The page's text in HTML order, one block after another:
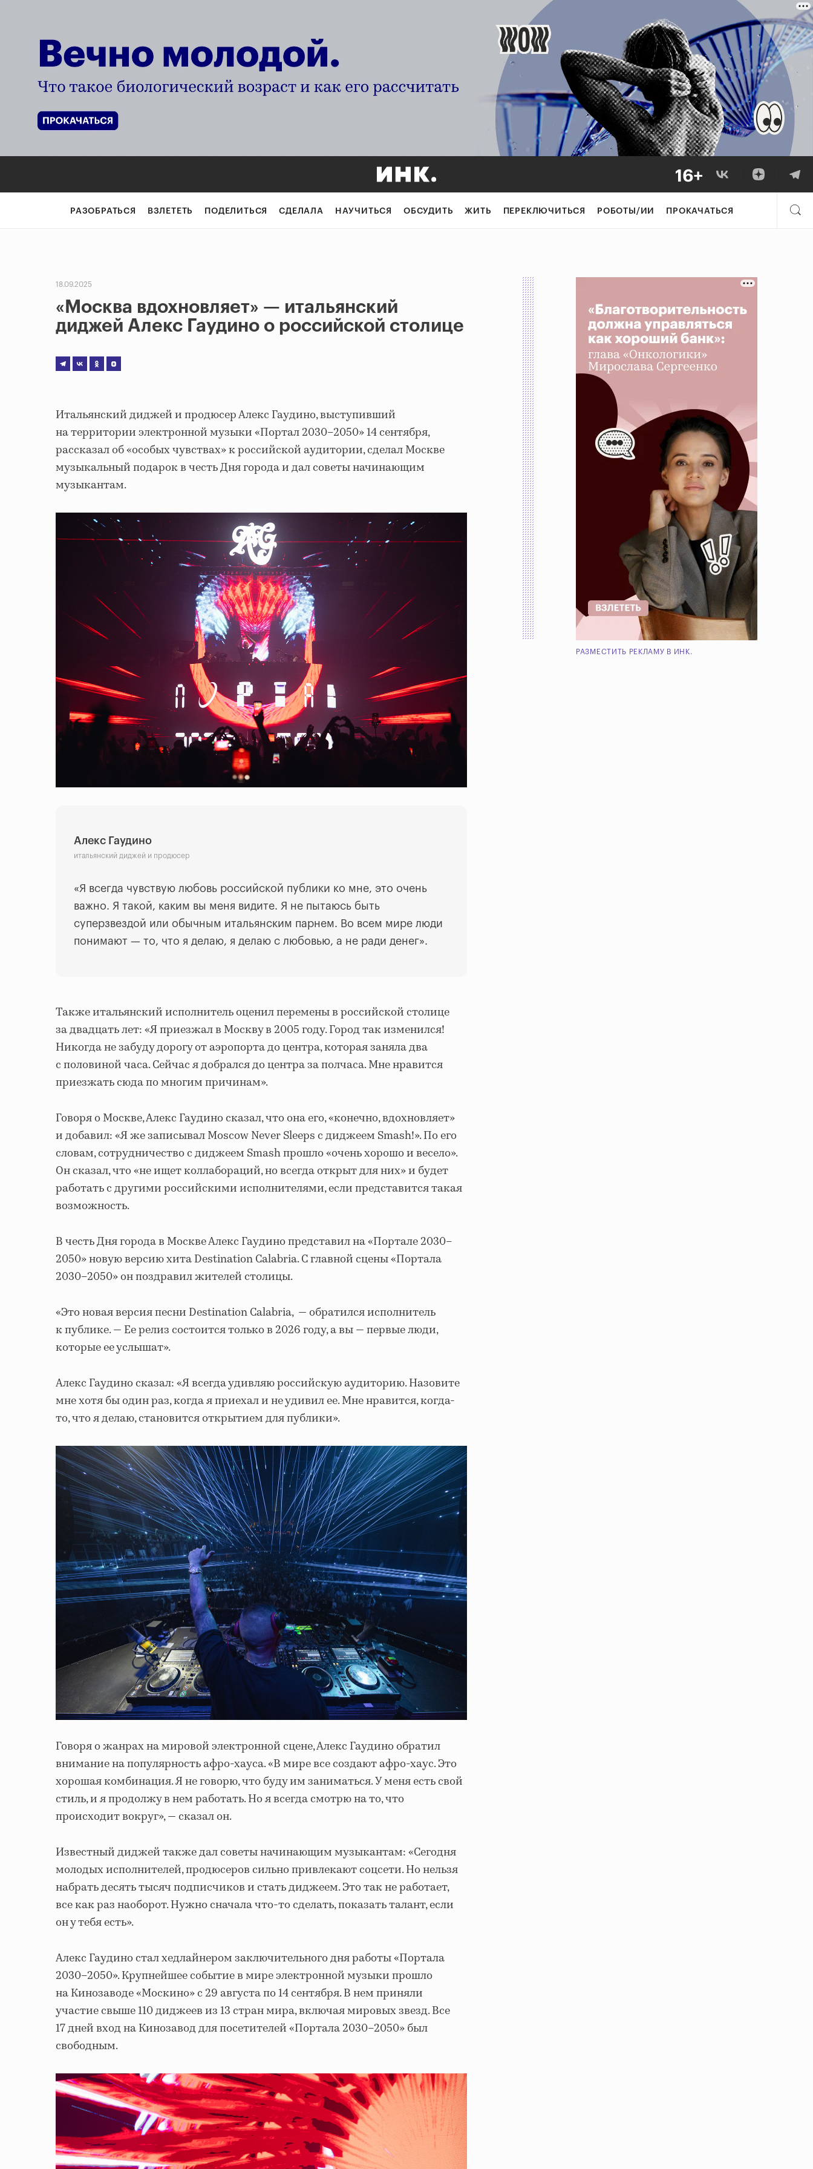
РАЗОБРАТЬСЯ ВЗЛЕТЕТЬ ПОДЕЛИТЬСЯ СДЕЛАЛА НАУЧИТЬСЯ ОБСУДИТЬ ЖИТЬ ПЕРЕКЛЮЧИТЬСЯ РОБОТЫ/ИИ ПРОКАЧАТЬСЯ
18.09.2025
«Москва вдохновляет» — итальянский
диджей Алекс Гаудино о российской столице
Итальянский диджей и продюсер Алекс Гаудино, выступивший
на территории электронной музыки «Портал 2030–2050» 14 сентября,
рассказал об «особых чувствах» к российской аудитории, сделал Москве
музыкальный подарок в честь Дня города и дал советы начинающим
музыкантам.
Алекс Гаудино
итальянский диджей и продюсер
«Я всегда чувствую любовь российской публики ко мне, это очень
важно. Я такой, каким вы меня видите. Я не пытаюсь быть
суперзвездой или обычным итальянским парнем. Во всем мире люди
понимают — то, что я делаю, я делаю с любовью, а не ради денег».
Также итальянский исполнитель оценил перемены в российской столице
за двадцать лет: «Я приезжал в Москву в 2005 году. Город так изменился!
Никогда не забуду дорогу от аэропорта до центра, которая заняла два
с половиной часа. Сейчас я добрался до центра за полчаса. Мне нравится
приезжать сюда по многим причинам».
Говоря о Москве, Алекс Гаудино сказал, что она его, «конечно, вдохновляет»
и добавил: «Я же записывал Moscow Never Sleeps с диджеем Smash!». По его
словам, сотрудничество с диджеем Smash прошло «очень хорошо и весело».
Он сказал, что «не ищет коллабораций, но всегда открыт для них» и будет
работать с другими российскими исполнителями, если представится такая
возможность.
В честь Дня города в Москве Алекс Гаудино представил на «Портале 2030–
2050» новую версию хита Destination Calabria. С главной сцены «Портала
2030–2050» он поздравил жителей столицы.
«Это новая версия песни Destination Calabria, — обратился исполнитель
к публике. — Ее релиз состоится только в 2026 году, а вы — первые люди,
которые ее услышат».
Алекс Гаудино сказал: «Я всегда удивляю российскую аудиторию. Назовите
мне хотя бы один раз, когда я приехал и не удивил ее. Мне нравится, когда-
то, что я делаю, становится открытием для публики».
Говоря о жанрах на мировой электронной сцене, Алекс Гаудино обратил
внимание на популярность афро-хауса. «В мире все создают афро-хаус. Это
хорошая комбинация. Я не говорю, что буду им заниматься. У меня есть свой
стиль, и я продолжу в нем работать. Но я всегда смотрю на то, что
происходит вокруг», — сказал он.
Известный диджей также дал советы начинающим музыкантам: «Сегодня
молодых исполнителей, продюсеров сильно привлекают соцсети. Но нельзя
набрать десять тысяч подписчиков и стать диджеем. Это так не работает,
все как раз наоборот. Нужно сначала что-то сделать, показать талант, если
он у тебя есть».
Алекс Гаудино стал хедлайнером заключительного дня работы «Портала
2030–2050». Крупнейшее событие в мире электронной музыки прошло
на Кинозаводе «Москино» с 29 августа по 14 сентября. В нем приняли
участие свыше 110 диджеев из 13 стран мира, включая мировых звезд. Все
17 дней вход на Кинозавод для посетителей «Портала 2030–2050» был
свободным.
РАЗМЕСТИТЬ РЕКЛАМУ В ИНК.